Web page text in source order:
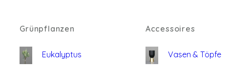
Grünpflanzen
Eukalyptus
Accessoires
Vasen & Töpfe